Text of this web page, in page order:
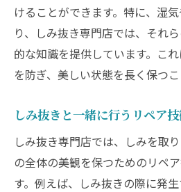
けることができます。特に、湿
り、しみ抜き専門店では、それ
的な知識を提供しています。こ
を防ぎ、美しい状態を長く保つこ
しみ抜きと一緒に行うリペア
しみ抜き専門店では、しみを取
の全体の美観を保つためのリペ
す。例えば、しみ抜きの際に発